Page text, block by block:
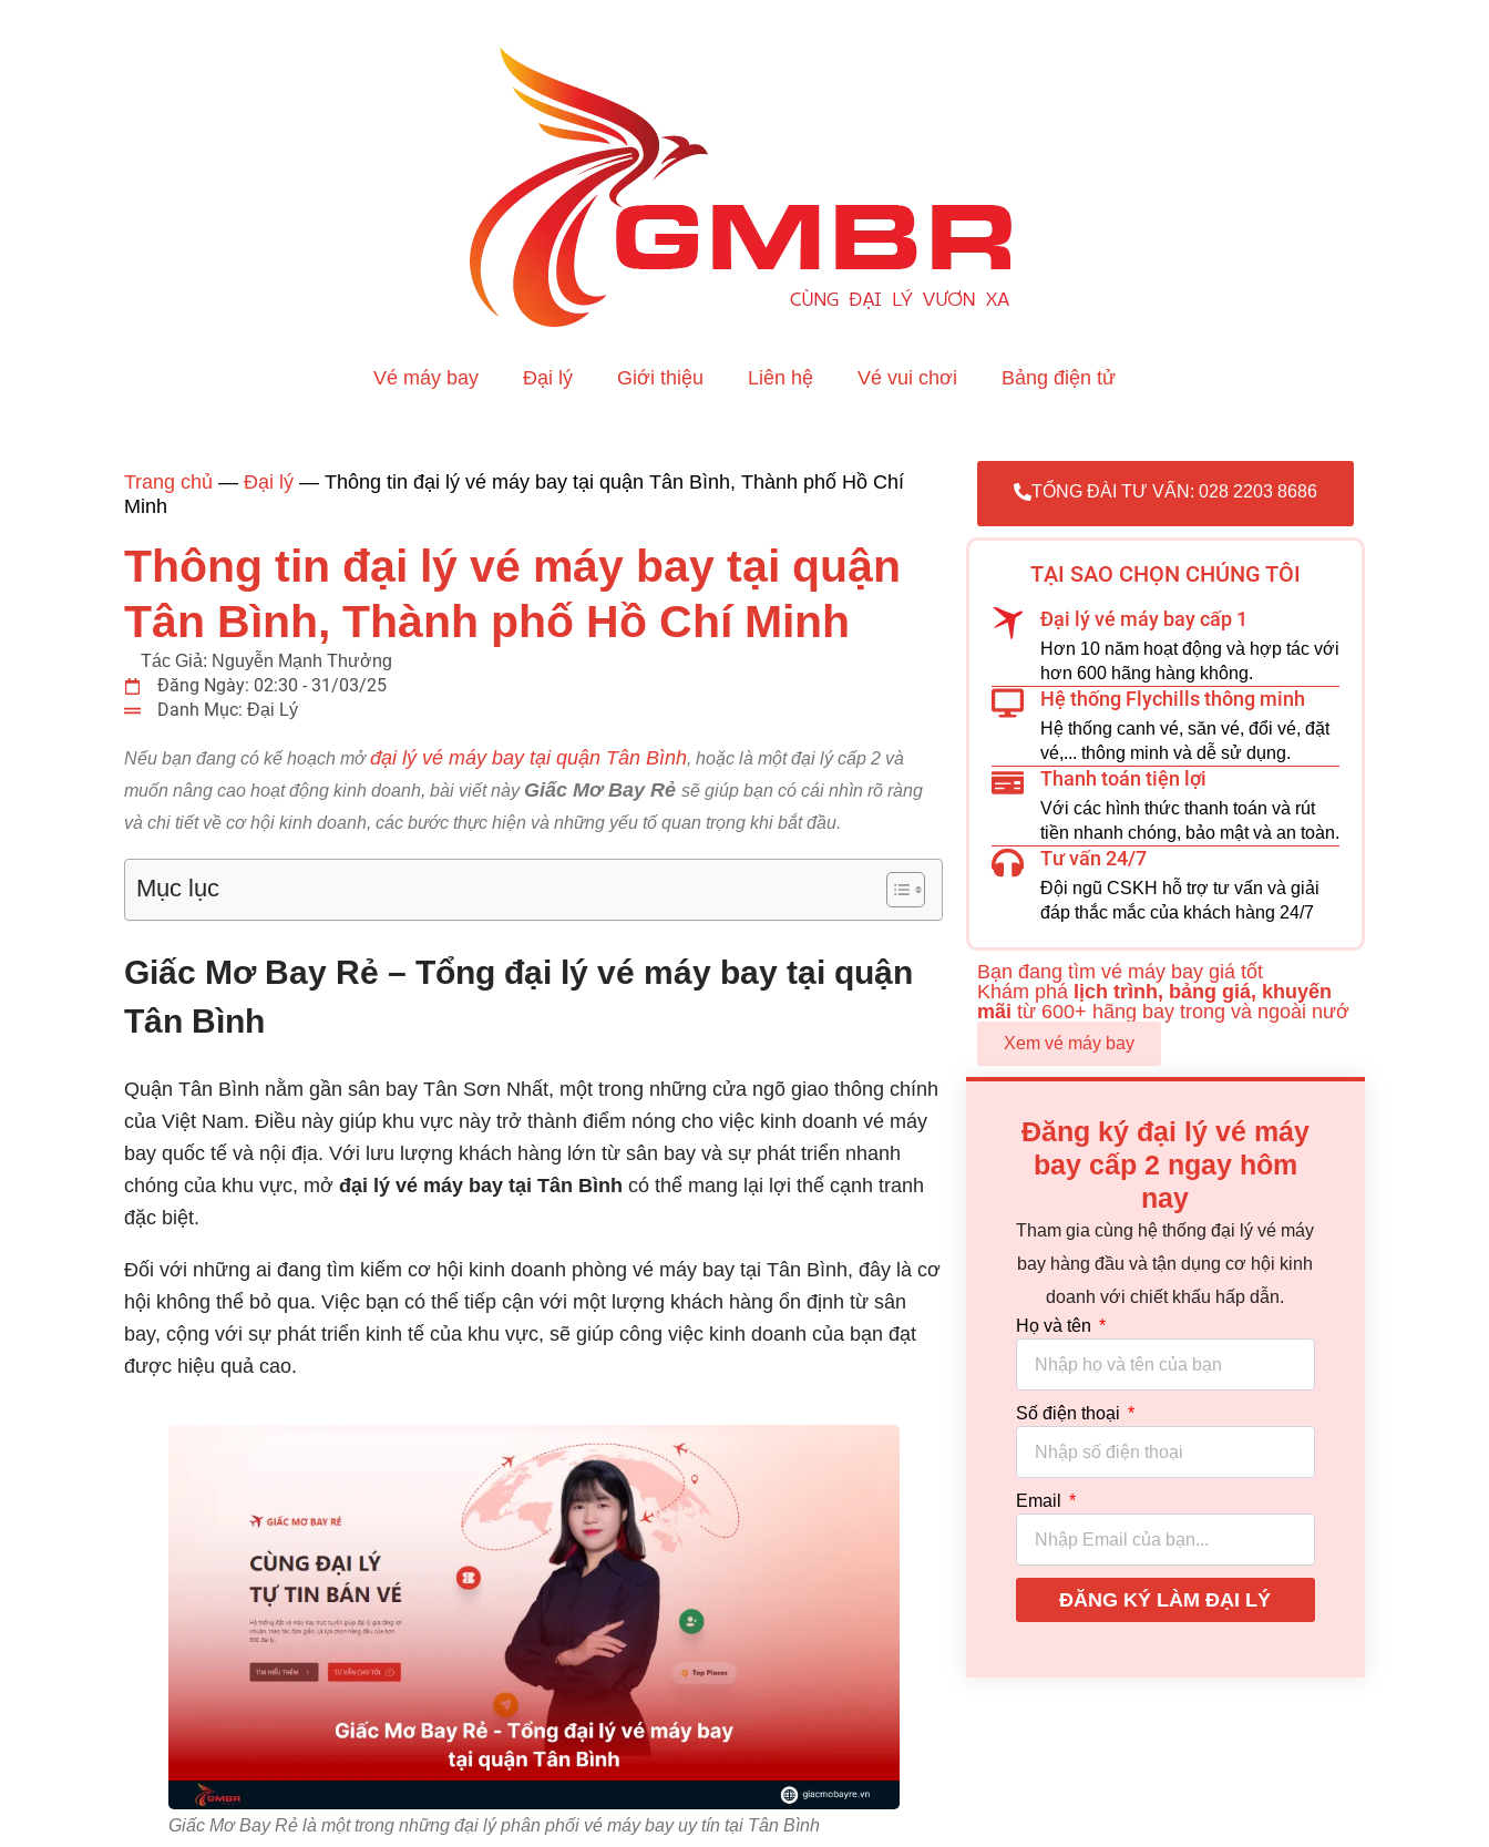
Vé máy bay Đại lý Giới thiệu Liên hệ Vé vui chơi Bảng điện tử
Trang chủ — Đại lý — Thông tin đại lý vé máy bay tại quận Tân Bình, Thành phố Hồ Chí
Minh
Thông tin đại lý vé máy bay tại quận
Tân Bình, Thành phố Hồ Chí Minh
Tác Giả: Nguyễn Mạnh Thưởng
Đăng Ngày: 02:30 - 31/03/25
Danh Mục: Đại Lý
Nếu bạn đang có kế hoạch mởđại lý vé máy bay tại quận Tân Bình, hoặc là một đại lý cấp 2 và
muốn nâng cao hoạt động kinh doanh, bài viết này Giấc Mơ Bay Rẻ sẽ giúp bạn có cái nhìn rõ ràng
và chi tiết về cơ hội kinh doanh, các bước thực hiện và những yếu tố quan trọng khi bắt đầu.
Mục lục
Giấc Mơ Bay Rẻ – Tổng đại lý vé máy bay tại quận
Tân Bình
Quận Tân Bình nằm gần sân bay Tân Sơn Nhất, một trong những cửa ngõ giao thông chính
của Việt Nam. Điều này giúp khu vực này trở thành điểm nóng cho việc kinh doanh vé máy
bay quốc tế và nội địa. Với lưu lượng khách hàng lớn từ sân bay và sự phát triển nhanh
chóng của khu vực, mở đại lý vé máy bay tại Tân Bình có thể mang lại lợi thế cạnh tranh
đặc biệt.
Đối với những ai đang tìm kiếm cơ hội kinh doanh phòng vé máy bay tại Tân Bình, đây là cơ
hội không thể bỏ qua. Việc bạn có thể tiếp cận với một lượng khách hàng ổn định từ sân
bay, cộng với sự phát triển kinh tế của khu vực, sẽ giúp công việc kinh doanh của bạn đạt
được hiệu quả cao.
Giấc Mơ Bay Rẻ là một trong những đại lý phân phối vé máy bay uy tín tại Tân Bình
TỔNG ĐÀI TƯ VẤN: 028 2203 8686
TẠI SAO CHỌN CHÚNG TÔI
Đại lý vé máy bay cấp 1
Hơn 10 năm hoạt động và hợp tác với
hơn 600 hãng hàng không.
Hệ thống Flychills thông minh
Hệ thống canh vé, săn vé, đổi vé, đặt
vé,... thông minh và dễ sử dụng.
Thanh toán tiện lợi
Với các hình thức thanh toán và rút
tiền nhanh chóng, bảo mật và an toàn.
Tư vấn 24/7
Đội ngũ CSKH hỗ trợ tư vấn và giải
đáp thắc mắc của khách hàng 24/7
Bạn đang tìm vé máy bay giá tốt
Khám phá lịch trình, bảng giá, khuyến
mãi từ 600+ hãng bay trong và ngoài nướ
Xem vé máy bay
Đăng ký đại lý vé máy
bay cấp 2 ngay hôm
nay
Tham gia cùng hệ thống đại lý vé máy
bay hàng đầu và tận dụng cơ hội kinh
doanh với chiết khấu hấp dẫn.
Họ và tên
Số điện thoại
Email
ĐĂNG KÝ LÀM ĐẠI LÝ